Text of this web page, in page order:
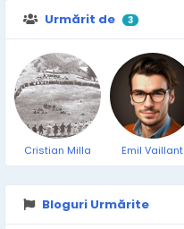
Urmărit de 3
Cristian Milla Emil Vaillant
Bloguri Urmărite